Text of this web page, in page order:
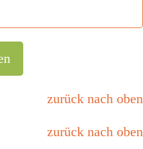
zurück nach oben
zurück nach oben